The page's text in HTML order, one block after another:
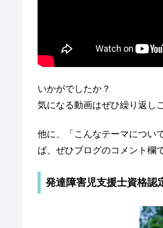
いかがでしたか？
気になる動画はぜひ繰り返し
他に、「こんなテーマについ
ば、ぜひブログのコメント欄
発達障害児支援士資格認